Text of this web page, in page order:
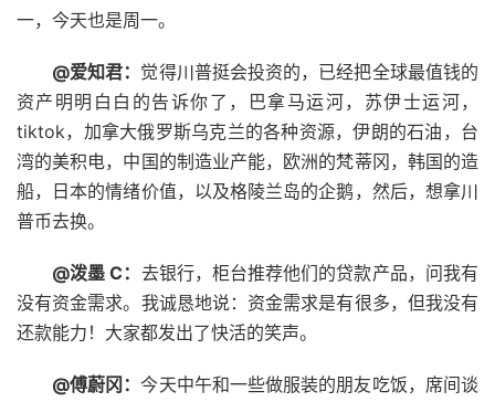
一，今天也是周一。
@爱知君： 觉得川普挺会投资的，已经把全球最值钱的
资产明明白白的告诉你了，巴拿马运河，苏伊士运河，
tiktok，加拿大俄罗斯乌克兰的各种资源，伊朗的石油，台
湾的美积电，中国的制造业产能，欧洲的梵蒂冈，韩国的造
船，日本的情绪价值，以及格陵兰岛的企鹅，然后，想拿川
普币去换。 ​​​
@泼墨 C： 去银行，柜台推荐他们的贷款产品，问我有
没有资金需求。我诚恳地说：资金需求是有很多，但我没有
还款能力！大家都发出了快活的笑声。
@傅蔚冈：今天中午和一些做服装的朋友吃饭，席间谈